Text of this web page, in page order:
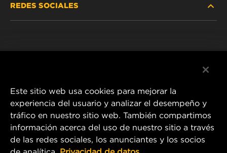
REDES SOCIALES
1 Wix Way
P.O. Box 1967
Este sitio web usa cookies para mejorar la
experiencia del usuario y analizar el desempeño y
tráfico en nuestro sitio web. También compartimos
información acerca del uso de nuestro sitio a través
de las redes sociales, los anunciantes y los socios